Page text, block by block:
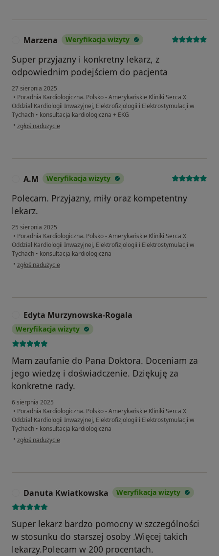
Marzena Weryfikacja wizyty
Super przyjazny i konkretny lekarz, z
odpowiednim podejściem do pacjenta
27 sierpnia 2025
• Poradnia Kardiologiczna. Polsko - Amerykańskie Kliniki Serca X
Oddział Kardiologii Inwazyjnej, Elektrofizjologii i Elektrostymulacji w
Tychach • konsultacja kardiologiczna + EKG
• w opinii użytkownika Marzena
zgłoś nadużycie
A.M Weryfikacja wizyty
Polecam. Przyjazny, miły oraz kompetentny
lekarz.
25 sierpnia 2025
• Poradnia Kardiologiczna. Polsko - Amerykańskie Kliniki Serca X
Oddział Kardiologii Inwazyjnej, Elektrofizjologii i Elektrostymulacji w
Tychach • konsultacja kardiologiczna
• w opinii użytkownika A.M
zgłoś nadużycie
Edyta Murzynowska-Rogala
Weryfikacja wizyty
Mam zaufanie do Pana Doktora. Doceniam za
jego wiedzę i doświadczenie. Dziękuję za
konkretne rady.
6 sierpnia 2025
• Poradnia Kardiologiczna. Polsko - Amerykańskie Kliniki Serca X
Oddział Kardiologii Inwazyjnej, Elektrofizjologii i Elektrostymulacji w
Tychach • konsultacja kardiologiczna
• w opinii użytkownika Edyta Murzynowska-Rogala
zgłoś nadużycie
Danuta Kwiatkowska Weryfikacja wizyty
Super lekarz bardzo pomocny w szczególności
w stosunku do starszej osoby .Więcej takich
lekarzy.Polecam w 200 procentach.